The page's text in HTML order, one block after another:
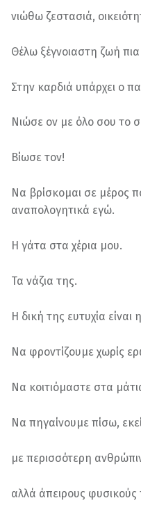
νιώθω ζεστασιά,
Θέλω ξέγνοιαστη ζωή πια
Στην καρδιά υπάρχει ο
Νιώσε ον με όλο σου το
Βίωσε τον!
Να βρίσκομαι σε μέρος
αναπολογητικά εγώ.
Η γάτα στα χέρια μου.
Τα νάζια της.
Η δική της ευτυχία είναι
Να φροντίζουμε χωρίς
Να κοιτιόμαστε στα
Να πηγαίνουμε πίσω,
με περισσότερη
αλλά άπειρους φυσικούς